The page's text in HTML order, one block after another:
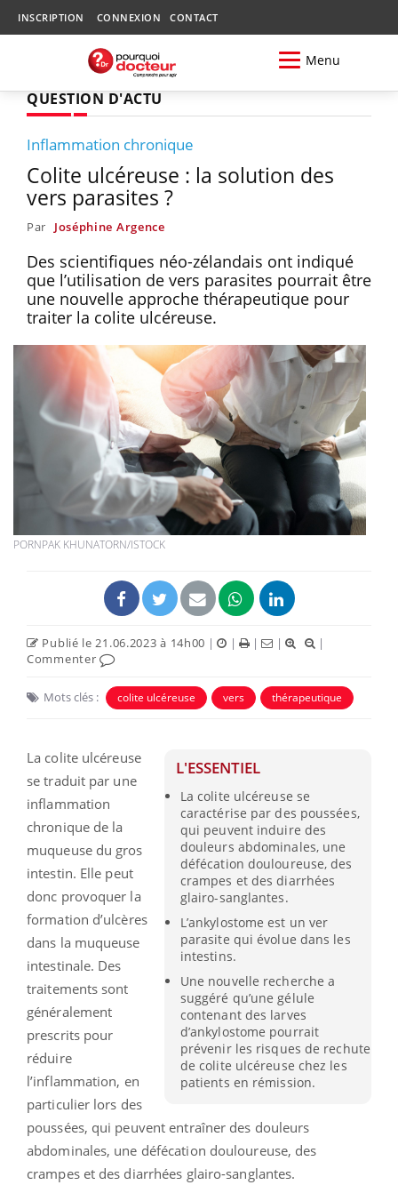
INSCRIPTION CONNEXION CONTACT
Menu
QUESTION D'ACTU
Inflammation chronique
Colite ulcéreuse : la solution des
vers parasites ?
Par Joséphine Argence
Des scientifiques néo-zélandais ont indiqué
que l’utilisation de vers parasites pourrait être
une nouvelle approche thérapeutique pour
traiter la colite ulcéreuse.
PORNPAK KHUNATORN/ISTOCK
Publié le 21.06.2023 à 14h00 | | | |
|
Commenter
Mots clés : colite ulcéreuse vers thérapeutique
L'ESSENTIEL
La colite ulcéreuse se
caractérise par des poussées,
qui peuvent induire des
douleurs abdominales, une
défécation douloureuse, des
crampes et des diarrhées
glairo-sanglantes.
L’ankylostome est un ver
parasite qui évolue dans les
intestins.
Une nouvelle recherche a
suggéré qu’une gélule
contenant des larves
d’ankylostome pourrait
prévenir les risques de rechute
de colite ulcéreuse chez les
patients en rémission.
La colite ulcéreuse
se traduit par une
inflammation
chronique de la
muqueuse du gros
intestin. Elle peut
donc provoquer la
formation d’ulcères
dans la muqueuse
intestinale. Des
traitements sont
généralement
prescrits pour
réduire
l’inflammation, en
particulier lors des
poussées, qui peuvent entraîner des douleurs
abdominales, une défécation douloureuse, des
crampes et des diarrhées glairo-sanglantes.